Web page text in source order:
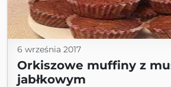
6 września 2017
Orkiszowe muffiny z
jabłkowym